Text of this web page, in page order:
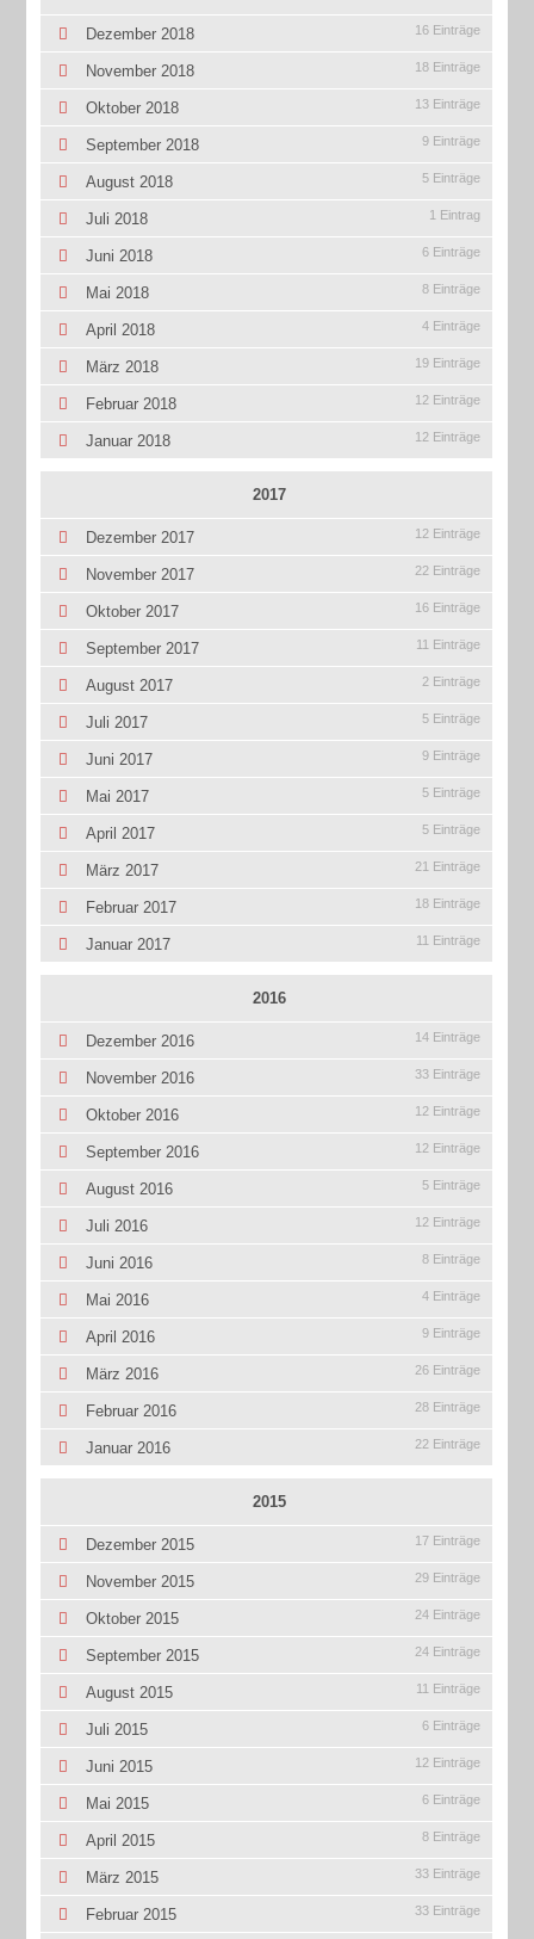
Dezember 2018 16 Einträge
November 2018 18 Einträge
Oktober 2018 13 Einträge
September 2018 9 Einträge
August 2018 5 Einträge
Juli 2018 1 Eintrag
Juni 2018 6 Einträge
Mai 2018 8 Einträge
April 2018 4 Einträge
März 2018 19 Einträge
Februar 2018 12 Einträge
Januar 2018 12 Einträge
2017
Dezember 2017 12 Einträge
November 2017 22 Einträge
Oktober 2017 16 Einträge
September 2017 11 Einträge
August 2017 2 Einträge
Juli 2017 5 Einträge
Juni 2017 9 Einträge
Mai 2017 5 Einträge
April 2017 5 Einträge
März 2017 21 Einträge
Februar 2017 18 Einträge
Januar 2017 11 Einträge
2016
Dezember 2016 14 Einträge
November 2016 33 Einträge
Oktober 2016 12 Einträge
September 2016 12 Einträge
August 2016 5 Einträge
Juli 2016 12 Einträge
Juni 2016 8 Einträge
Mai 2016 4 Einträge
April 2016 9 Einträge
März 2016 26 Einträge
Februar 2016 28 Einträge
Januar 2016 22 Einträge
2015
Dezember 2015 17 Einträge
November 2015 29 Einträge
Oktober 2015 24 Einträge
September 2015 24 Einträge
August 2015 11 Einträge
Juli 2015 6 Einträge
Juni 2015 12 Einträge
Mai 2015 6 Einträge
April 2015 8 Einträge
März 2015 33 Einträge
Februar 2015 33 Einträge